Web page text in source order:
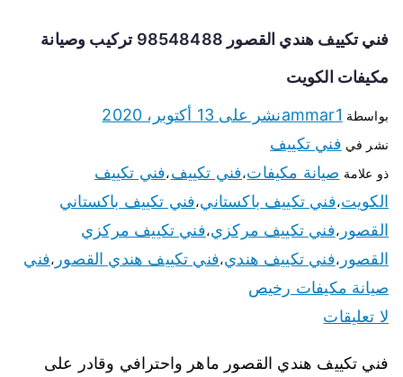
فني تكييف هندي القصور 98548488 تركيب وصيانة
مكيفات الكويت
بواسطة ammar1نشر على 13 أكتوبر، 2020
نشر في فني تكييف
ذو علامة صيانة مكيفات،فني تكييف،فني تكييف
الكويت،فني تكييف باكستاني،فني تكييف باكستاني
القصور ،فني تكييف مركزي،فني تكييف مركزي
القصور ،فني تكييف هندي،فني تكييف هندي القصور ،فني
صيانة مكيفات رخيص
لا تعليقات
فني تكييف هندي القصور ماهر واحترافي وقادر على